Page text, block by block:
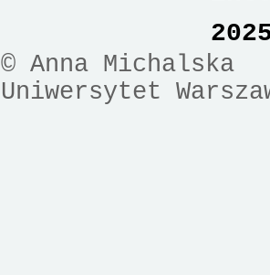
© Anna Michalska
Uniwersytet